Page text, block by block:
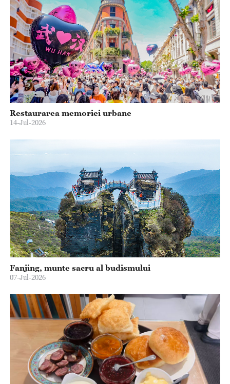
Restaurarea memoriei urbane
14-Jul-2026
Fanjing, munte sacru al budismului
07-Jul-2026